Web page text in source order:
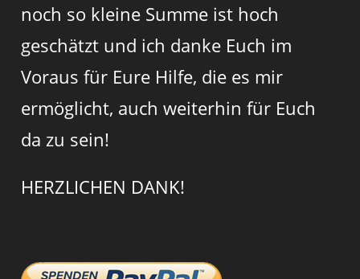
noch so kleine Summe ist hoch
geschätzt und ich danke Euch im
Voraus für Eure Hilfe, die es mir
ermöglicht, auch weiterhin für Euch
da zu sein!
HERZLICHEN DANK!